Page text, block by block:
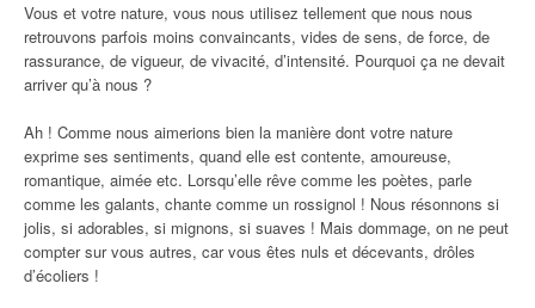
Vous et votre nature, vous nous utilisez tellement que nous nous
retrouvons parfois moins convaincants, vides de sens, de force, de
rassurance, de vigueur, de vivacité, d’intensité. Pourquoi ça ne devait
arriver qu’à nous ?
Ah ! Comme nous aimerions bien la manière dont votre nature
exprime ses sentiments, quand elle est contente, amoureuse,
romantique, aimée etc. Lorsqu’elle rêve comme les poètes, parle
comme les galants, chante comme un rossignol ! Nous résonnons si
jolis, si adorables, si mignons, si suaves ! Mais dommage, on ne peut
compter sur vous autres, car vous êtes nuls et décevants, drôles
d’écoliers !